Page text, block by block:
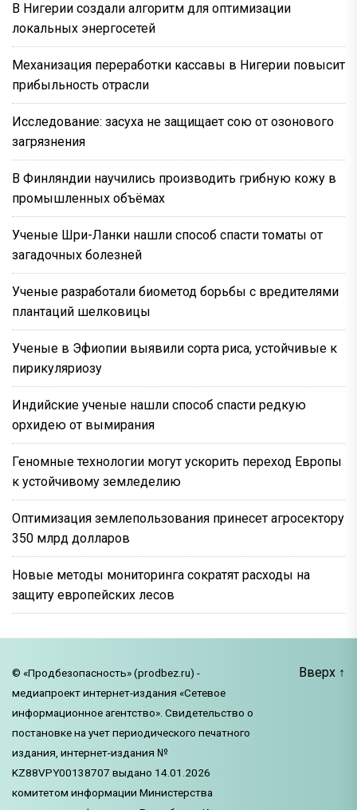
В Нигерии создали алгоритм для оптимизации
локальных энергосетей
Механизация переработки кассавы в Нигерии повысит
прибыльность отрасли
Исследование: засуха не защищает сою от озонового
загрязнения
В Финляндии научились производить грибную кожу в
промышленных объёмах
Ученые Шри-Ланки нашли способ спасти томаты от
загадочных болезней
Ученые разработали биометод борьбы с вредителями
плантаций шелковицы
Ученые в Эфиопии выявили сорта риса, устойчивые к
пирикуляриозу
Индийские ученые нашли способ спасти редкую
орхидею от вымирания
Геномные технологии могут ускорить переход Европы
к устойчивому земледелию
Оптимизация землепользования принесет агросектору
350 млрд долларов
Новые методы мониторинга сократят расходы на
защиту европейских лесов
© «Продбезопасность» (prodbez.ru) -
медиапроект интернет-издания «Сетевое
информационное агентство». Свидетельство о
постановке на учет периодического печатного
издания, интернет-издания №
KZ88VPY00138707 выдано 14.01.2026
комитетом информации Министерства
Вверх ↑